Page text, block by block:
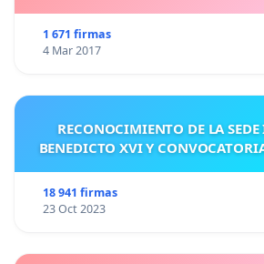
1 671 firmas
4 Mar 2017
RECONOCIMIENTO DE LA
BENEDICTO XVI Y
18 941 firmas
23 Oct 2023